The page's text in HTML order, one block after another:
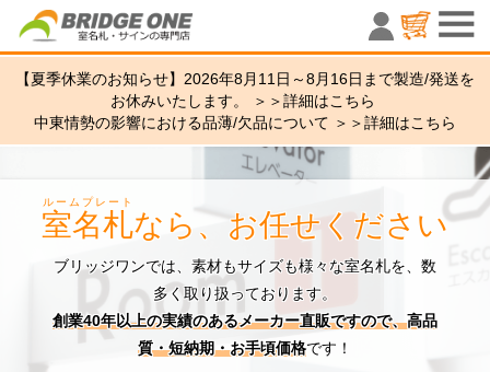
室名札・
【夏季休業のお知らせ】2026年8月11日～8月16日まで製造/発送を
お休みいたします。 ＞＞詳細はこちら
中東情勢の影響における品薄/欠品について ＞＞詳細はこちら
室名札
ルームプレート
なら、お任せください
ブリッジワンでは、素材もサイズも様々な室名札を、数
多く取り扱っております。
創業40年以上の実績のあるメーカー直販ですので、高品
質・短納期・お手頃価格です！